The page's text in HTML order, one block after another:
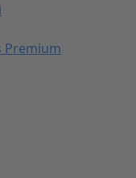
Premium